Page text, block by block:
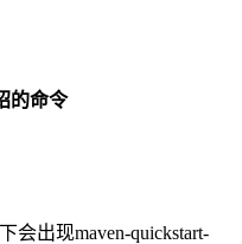
的命令
会出现maven-quickstart-